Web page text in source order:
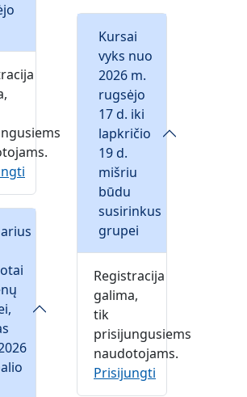
Kursai
vyks nuo
2026 m.
rugsėjo
17 d. iki
lapkričio
19 d.
mišriu
būdu
susirinkus
grupei
Registracija
galima,
tik
prisijungusiems
naudotojams.
Prisijungti